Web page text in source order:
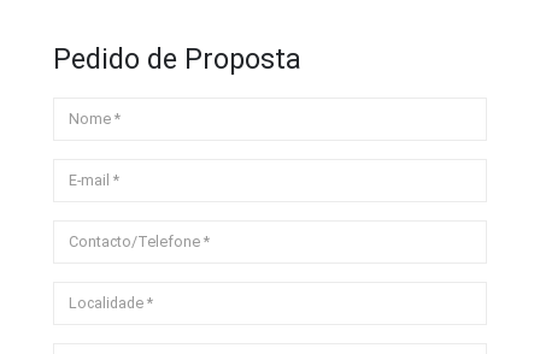
Pedido de Proposta